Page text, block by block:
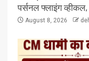
पर्सनल फ्लाइंग
August 8, 2026